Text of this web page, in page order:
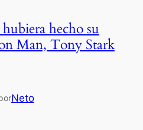
hecho su
Man, Tony Stark
Neto